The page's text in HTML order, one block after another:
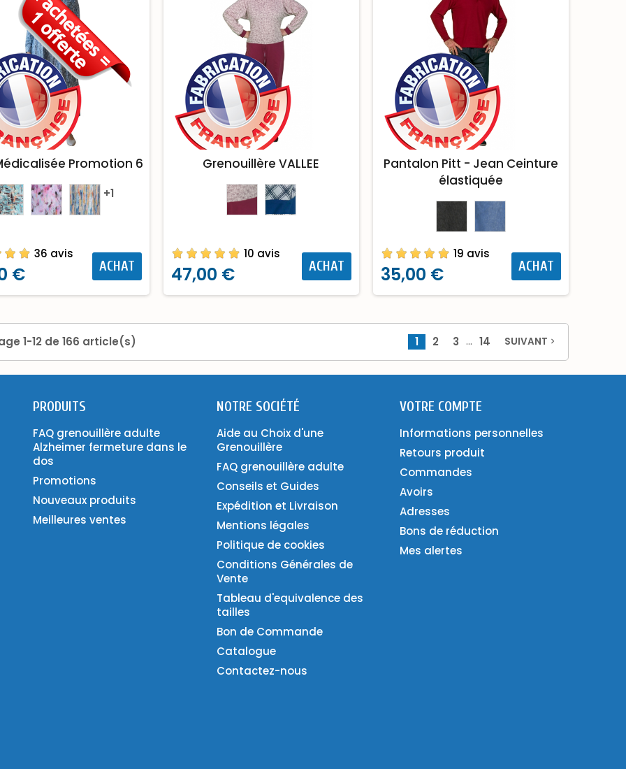
Promotion 6
+1
36 avis
€ ACHAT
Grenouillère VALLEE
10 avis
47,00 € ACHAT
Pantalon Pitt - Jean Ceinture
élastiquée
19 avis
35,00 € ACHAT
1-12 de 166 article(s) 1 2 3 … 14 SUIVANT navigate_next
PRODUITS
FAQ grenouillère adulte
Alzheimer fermeture dans le
dos
Promotions
Nouveaux produits
Meilleures ventes
NOTRE SOCIÉTÉ
Aide au Choix d'une
Grenouillère
FAQ grenouillère adulte
Conseils et Guides
Expédition et Livraison
Mentions légales
Politique de cookies
Conditions Générales de
Vente
Tableau d'equivalence des
tailles
Bon de Commande
Catalogue
Contactez-nous
VOTRE COMPTE
Informations personnelles
Retours produit
Commandes
Avoirs
Adresses
Bons de réduction
Mes alertes